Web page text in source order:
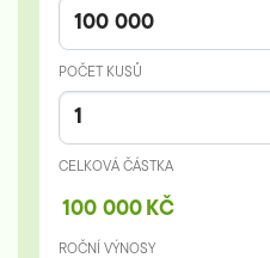
POČET KUSŮ
CELKOVÁ ČÁSTKA
100 000 KČ
ROČNÍ VÝNOSY